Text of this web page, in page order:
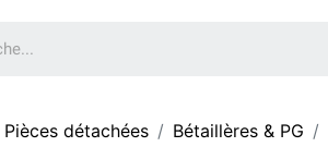
Pièces détachées Bétaillères & PG